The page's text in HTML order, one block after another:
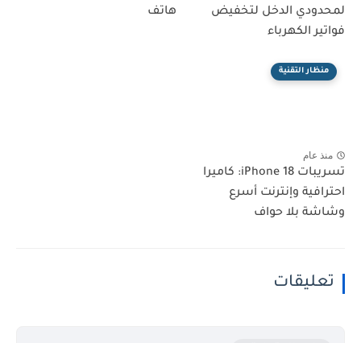
لمحدودي الدخل لتخفيض
فواتير الكهرباء
هاتف
منظار التقنية
منذ عام
تسريبات iPhone 18: كاميرا
احترافية وإنترنت أسرع
وشاشة بلا حواف
تعليقات